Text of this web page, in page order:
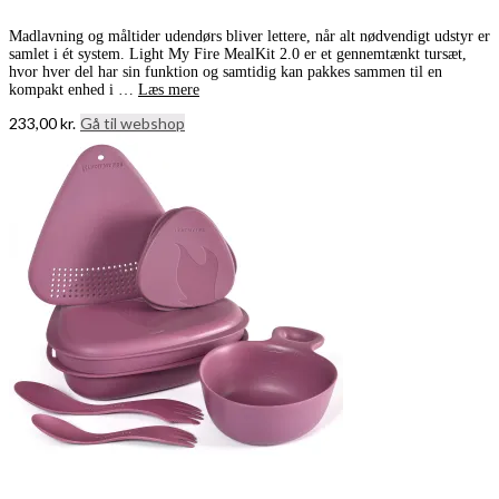
Madlavning og måltider udendørs bliver lettere, når alt nødvendigt udstyr er
samlet i ét system. Light My Fire MealKit 2.0 er et gennemtænkt tursæt,
hvor hver del har sin funktion og samtidig kan pakkes sammen til en
kompakt enhed i … Læs mere
233,00kr. Gå til webshop